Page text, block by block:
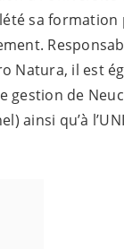
sa formation
Natura, il est
gestion de
ainsi qu’à